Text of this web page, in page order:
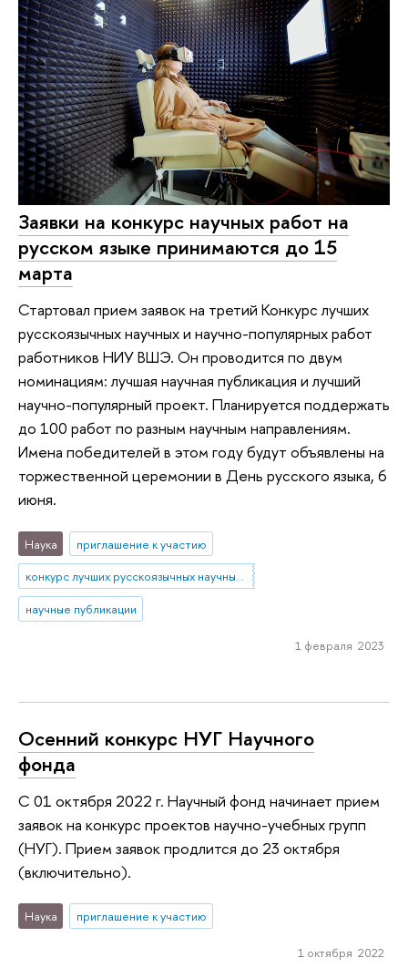
Заявки на конкурс научных работ на
русском языке принимаются до 15
марта
Стартовал прием заявок на третий Конкурс лучших
русскоязычных научных и научно-популярных работ
работников НИУ ВШЭ. Он проводится по двум
номинациям: лучшая научная публикация и лучший
научно-популярный проект. Планируется поддержать
до 100 работ по разным научным направлениям.
Имена победителей в этом году будут объявлены на
торжественной церемонии в День русского языка, 6
июня.
Наука
приглашение к участию
конкурс лучших русскоязычных научных работ
научные публикации
1 февраля 2023
Осенний конкурс НУГ Научного
фонда
С 01 октября 2022 г. Научный фонд начинает прием
заявок на конкурс проектов научно-учебных групп
(НУГ). Прием заявок продлится до 23 октября
(включительно).
Наука приглашение к участию
1 октября 2022